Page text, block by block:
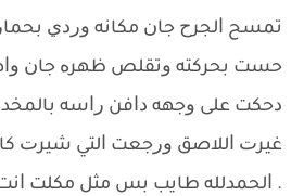
ﺗﻤﺴﺢ ﺍﻟﺠﺮﺡ ﺟﺎﻥ ﻣﻜﺎﻧﻪ ﻭﺭﺩﻱ
ﺣﺴﺖ ﺑﺤﺮﻛﺘﻪ ﻭﺗﻘﻠﺺ ﻇﻬﺮﻩ ﺟﺎﻥ
ﺩﺣﻜﺖ ﻋﻠﻰ ﻭﺟﻬﻪ ﺩﺍﻓﻦ ﺭﺍﺳﻪ
ﻏﻴﺮﺕ ﺍﻟﻼﺻﻖ ﻭﺭﺟﻌﺖ ﺍﻟﺘﻲ ﺷﻴﺮﺕ
. ﺍﻟﺤﻤﺪﻟﻠﻪ ﻃﺎﻳﺐ ﺑﺲ ﻣﺜﻞ ﻣﻜﻠﺖ